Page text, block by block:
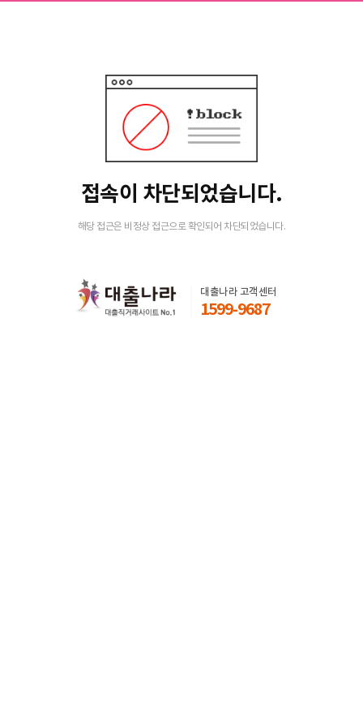
접속이 차단되었습니다.
해당 접근은 비정상 접근으로 확인되어 차단되었습니다.
대출나라 고객센터
1599-9687